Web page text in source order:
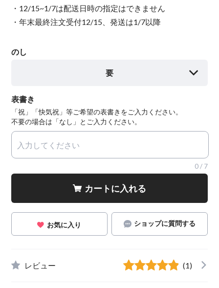
・12/15~1/7は配送日時の指定はできません
・年末最終注文受付12/15、発送は1/7以降
のし
要
表書き
「祝」「快気祝」等ご希望の表書きをご入力ください。
不要の場合は「なし」とご入力ください。
0/ 7
カートに入れる
お気に入り ショップに質問する
レビュー (1)